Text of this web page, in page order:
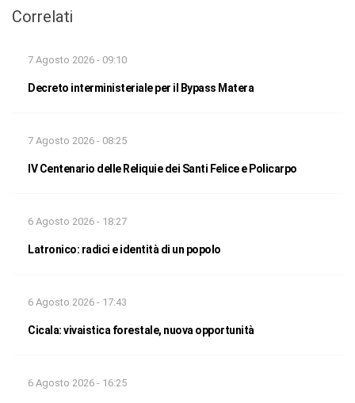
Correlati
7 Agosto 2026 - 09:10
Decreto interministeriale per il Bypass Matera
7 Agosto 2026 - 08:25
IV Centenario delle Reliquie dei Santi Felice e Policarpo
6 Agosto 2026 - 18:27
Latronico: radici e identità di un popolo
6 Agosto 2026 - 17:43
Cicala: vivaistica forestale, nuova opportunità
6 Agosto 2026 - 16:25